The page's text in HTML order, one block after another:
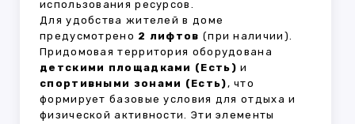
использования ресурсов.
Для удобства жителей в доме
предусмотрено 2 лифтов (при наличии).
Придомовая территория оборудована
детскими площадками (Есть) и
спортивными зонами (Есть), что
формирует базовые условия для отдыха и
физической активности. Эти элементы